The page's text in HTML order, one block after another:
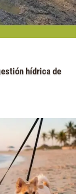
hídrica de